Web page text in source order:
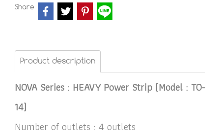
Share
Product description
NOVA Series : HEAVY Power Strip (Model : TO-
14)
Number of outlets : 4 outlets